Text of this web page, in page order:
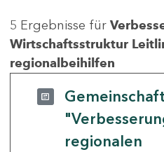
5 Ergebnisse für
Wirtschaftsstruktur
regionalbeihilfen
regionalen